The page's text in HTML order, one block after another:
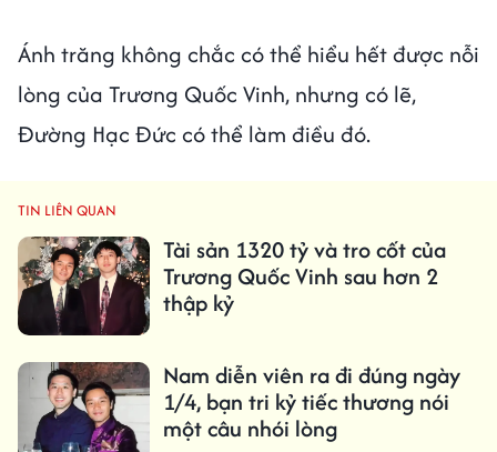
Ánh trăng không chắc có thể hiểu hết được nỗi
lòng của Trương Quốc Vinh, nhưng có lẽ,
Đường Hạc Đức có thể làm điều đó.
TIN LIÊN QUAN
Tài sản 1320 tỷ và tro cốt của
Trương Quốc Vinh sau hơn 2
thập kỷ
Nam diễn viên ra đi đúng ngày
1/4, bạn tri kỷ tiếc thương nói
một câu nhói lòng